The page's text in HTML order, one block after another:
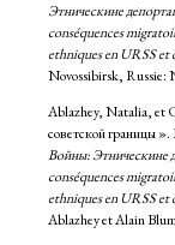
Этническине
conséquences
ethniques en URSS et
Novossibirsk, Russie:
Ablazhey, Natalia, et
советской границы
Войны: Этническине
conséquences
ethniques en URSS et
Ablazhey et Alain